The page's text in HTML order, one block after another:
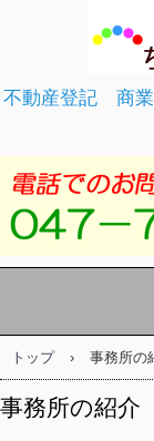
ち
不動産登記 商
トップ › 事務所の
事務所の紹介